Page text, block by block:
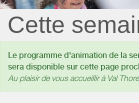
Cette
Le programme d'animation de la
sera disponible sur cette page
Au plaisir de vous accueillir à Val